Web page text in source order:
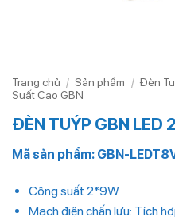
Trang chủ / Sản phẩm / Đèn
Suất Cao GBN
ĐÈN TUÝP GBN
Mã sản phẩm: GBN-
Công suất 2*9W
Mạch điện chấn lưu: Tích